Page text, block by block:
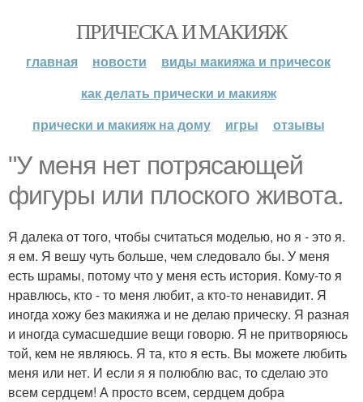
ПРИЧЕСКА И МАКИЯЖ
главная новости
виды макияжа и причесок
как делать прически и макияж
прически и макияж на дому
игры отзывы
"У меня нет потрясающей
фигуры или плоского живота.
Я далека от того, чтобы считаться моделью, но я - это я.
я ем. Я вешу чуть больше, чем следовало бы. У меня
есть шрамы, потому что у меня есть история. Кому-то я
нравлюсь, кто - то меня любит, а кто-то ненавидит. Я
иногда хожу без макияжа и не делаю прическу. Я разная
и иногда сумасшедшие вещи говорю. Я не притворяюсь
той, кем не являюсь. Я та, кто я есть. Вы можете любить
меня или нет. И если я я полюблю вас, то сделаю это
всем сердцем! А просто всем, сердцем добра